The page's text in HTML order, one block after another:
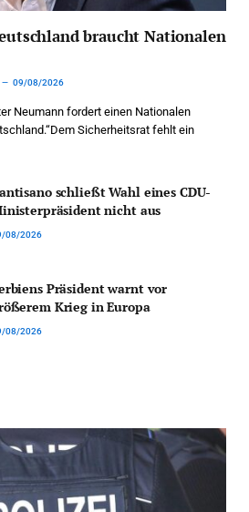
braucht Nationalen
09/08/2026
Neumann fordert einen Nationalen
Sicherheitsrat fehlt ein
schließt Wahl eines CDU-
nicht aus
08/2026
Präsident warnt vor
Krieg in Europa
08/2026